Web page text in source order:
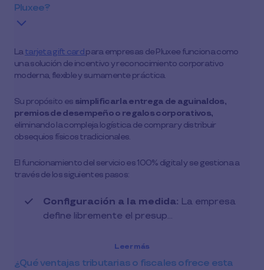
Pluxee?
Latarjeta gift cardpara empresas de Pluxee funciona como
una solución de incentivo y reconocimiento corporativo
moderna, flexible y sumamente práctica.
Su propósito es simplificar la entrega de aguinaldos,
premios de desempeño o regalos corporativos,
eliminando la compleja logística de comprar y distribuir
obsequios físicos tradicionales.
El funcionamiento del servicio es 100% digital y se gestiona a
través de los siguientes pasos:
Configuración a la medida: La empresa
define libremente el presup…
Leer más
¿Qué ventajas tributarias o fiscales ofrece esta